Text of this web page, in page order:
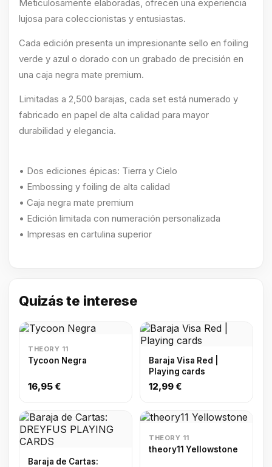
Meticulosamente elaboradas, ofrecen una experiencia
lujosa para coleccionistas y entusiastas.
Cada edición presenta un impresionante sello en foiling
verde y azul o dorado con un grabado de precisión en
una caja negra mate premium.
Limitadas a 2,500 barajas, cada set está numerado y
fabricado en papel de alta calidad para mayor
durabilidad y elegancia.
• Dos ediciones épicas: Tierra y Cielo
• Embossing y foiling de alta calidad
• Caja negra mate premium
• Edición limitada con numeración personalizada
• Impresas en cartulina superior
Quizás te interese
THEORY 11
Tycoon Negra
16,95 €
Baraja Visa Red |
Playing cards
12,99 €
Baraja de Cartas:
THEORY 11
theory11 Yellowstone